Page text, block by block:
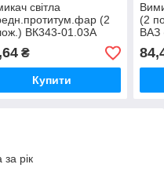
світла
(2
ВК343-01.03А
(вир-во-во-
₴
Купити
(2
ВАЗ
за рік